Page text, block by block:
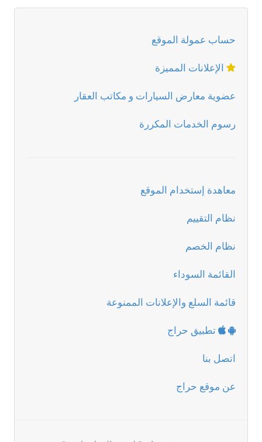
حساب عمولة الموقع
الإعلانات المميزة
عضوية معارض السيارات و مكاتب العقار
رسوم الخدمات المكررة
معاهدة إستخدام الموقع
نظام التقييم
نظام الخصم
القائمة السوداء
قائمة السلع والإعلانات الممنوعة
تطبيق حراج
اتصل بنا
عن موقع حراج